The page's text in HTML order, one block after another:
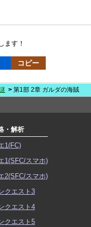
ます！
コピー
第1部 2章 ガルダの海賊
・解析
1(FC)
1(SFC/スマホ)
2(SFC/スマホ)
クエスト3
クエスト4
クエスト5